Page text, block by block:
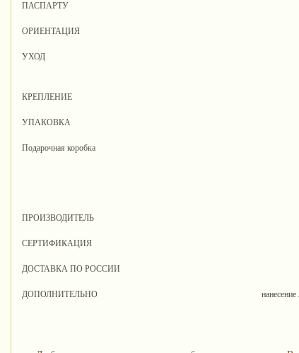
ПАСПАРТУ
ОРИЕНТАЦИЯ
УХОД
КРЕПЛЕНИЕ
УПАКОВКА
Подарочная коробка
ПРОИЗВОДИТЕЛЬ
СЕРТИФИКАЦИЯ
ДОСТАВКА ПО РОССИИ
ДОПОЛНИТЕЛЬНО